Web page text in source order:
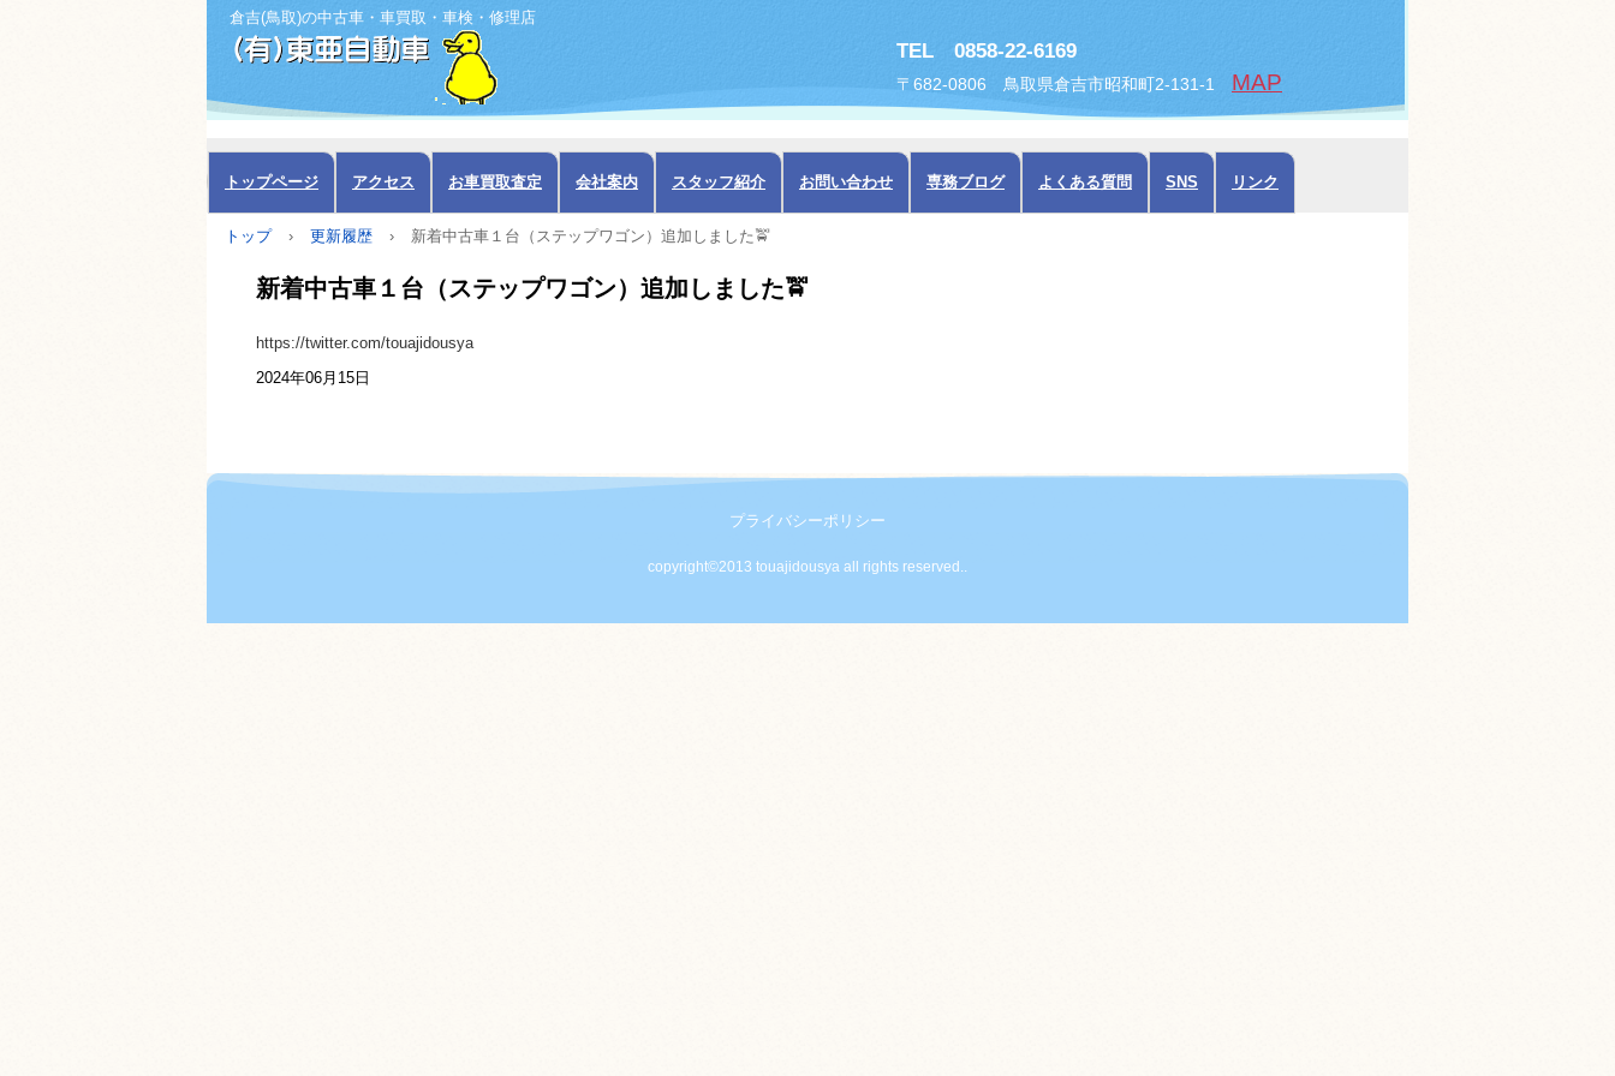
倉吉(鳥取)の中古車・車買取・車検・修理店
TEL 0858-22-6169
〒682-0806 鳥取県倉吉市昭和町2-131-1 MAP
トップページ アクセス お車買取査定 会社案内 スタッフ紹介 お問い合わせ 専務ブログ よくある質問 SNS リンク
トップ › 更新履歴 › 新着中古車１台（ステップワゴン）追加しました🚖
新着中古車１台（ステップワゴン）追加しました🚖
https://twitter.com/touajidousya
2024年06月15日
プライバシーポリシー
copyright©2013 touajidousya all rights reserved..